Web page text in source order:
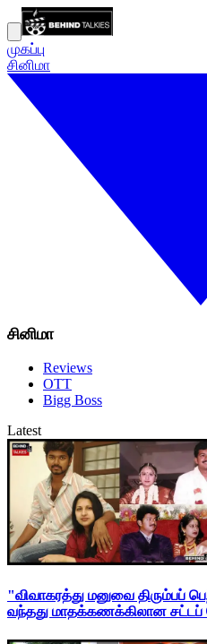
முகப்பு
சினிமா
சினிமா
Reviews
OTT
Bigg Boss
Latest
"விவாகரத்து மனுவை திரும்பப்
வந்தது மாதக்கணக்கிலான சட்டப்